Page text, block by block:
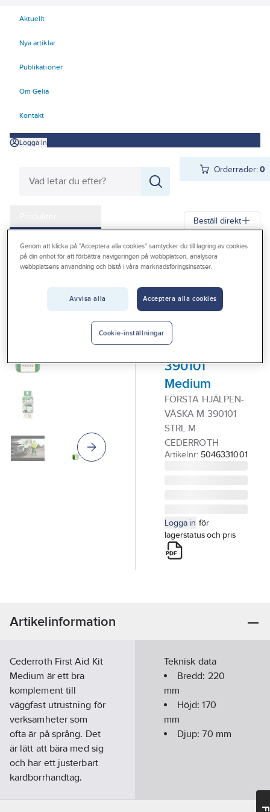
Aktuellt
Nya artiklar
Publikationer
Om Gelia
Kontakt
Logga in
Orderrader:0
Outlet
Vanliga frågor
Beställ direkt
Gelia Produkter Gelia Personligt skydd
Första Hjälpen
Förbandsmaterial
Förbandslådor och väskor
CEDERROTH
Första
Cederroth
390101
Medium
FÖRSTA HJÄLPEN-
VÄSKA M 390101
STRL M
CEDERROTH
Artikelnr: 5046331001
Logga in för
lagerstatus och pris
Artikelinformation
Cederroth First Aid Kit
Medium är ett bra
komplement till
väggfast utrustning för
verksamheter som
ofta är på språng. Det
är lätt att bära med sig
och har ett justerbart
kardborrhandtag.
Teknisk data
Bredd: 220
mm
Höjd:170
mm
Djup:70 mm
Genom att klicka på "Acceptera alla cookies" samtycker du till lagring av cookies
på din enhet för att förbättra navigeringen på webbplatsen, analysera
webbplatsens användning och bistå i våra marknadsföringsinsatser.
Avvisa alla Acceptera alla cookies
Cookie-inställningar